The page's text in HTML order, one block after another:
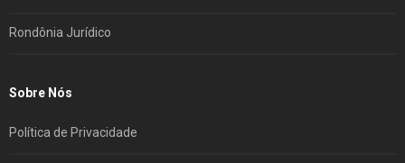
Rondônia Jurídico
Sobre Nós
Política de Privacidade